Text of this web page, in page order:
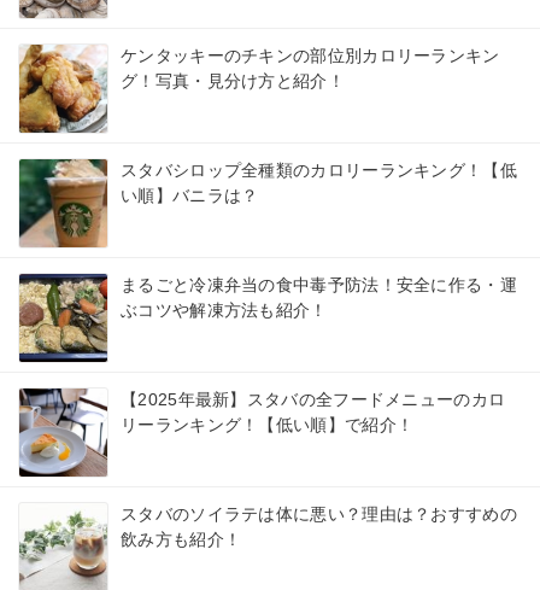
ケンタッキーのチキンの部位別カロリーランキン
グ！写真・見分け方と紹介！
スタバシロップ全種類のカロリーランキング！【低
い順】バニラは？
まるごと冷凍弁当の食中毒予防法！安全に作る・運
ぶコツや解凍方法も紹介！
【2025年最新】スタバの全フードメニューのカロ
リーランキング！【低い順】で紹介！
スタバのソイラテは体に悪い？理由は？おすすめの
飲み方も紹介！